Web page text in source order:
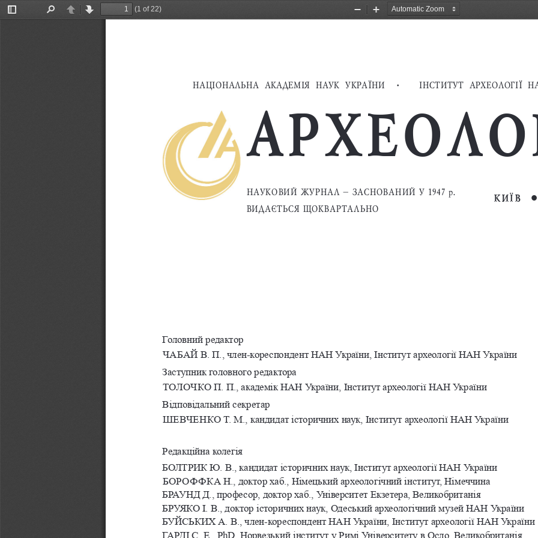
Toggle
PreviousNext
(1 of 22)
Zoom
Zoom
НАЦIОНАЛЬНА  АКАДЕМIЯ  НАУК  УКРАЇНИ
    •
ІIНСТИТУТ  АРХЕОЛОГIЇ
НАУКОВИЙ ЖУРНАЛ – ЗАСНОВАНИЙ У 1947 р.
ВИДАЄТЬСЯ ЩОКВАРТАЛЬНО
КИЇВ 
Головний редактор
ЧАБАЙ В. П., член-кореспондент НАН України, Iнститут археологiї НАН України
Заступник головного редактора
ТОЛОЧКО П. П., академiк НАН України, Iнститут археологiї НАН України
Вiдповiдальний секретар
ШЕВЧЕНКО T. М., кандидат історичних наук, Інститут археології НАН України
Редакцiйна колегiя
БОЛТРИК Ю. В., кандидат iсторичних наук, Iнститут археологiї НАН України
БОРОФФКА Н., доктор хаб., Нiмецький археологiчний iнститут, Німеччина
БРАУНД Д., професор, доктор хаб., Унiверситет Екзетера, Великобританiя
БРУЯКО I. В., доктор iсторичних наук, Одеський археологiчний музей НАН України
БУЙСЬКИХ А. В., член-кореспондент НАН України, Iнститут археологiї НАН України
ГАРДІ С. Е., PhD, Норвезький інститут у Римі Університету в Осло, Великобританія